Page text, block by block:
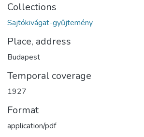
Collections
Sajtókivágat-gyűjtemény
Place, address
Budapest
Temporal coverage
1927
Format
application/pdf